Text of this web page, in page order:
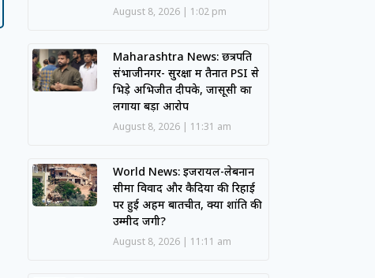
August 8, 2026 1:02 pm
Maharashtra News: छत्रपति
संभाजीनगर- सुरक्षा में तैनात PSI से
भिड़े अभिजीत दीपके, जासूसी का
लगाया बड़ा आरोप
August 8, 2026 11:31 am
World News: इजरायल-लेबनान
सीमा विवाद और कैदियों की रिहाई
पर हुई अहम बातचीत, क्या शांति की
उम्मीद जगी?
August 8, 2026 11:11 am